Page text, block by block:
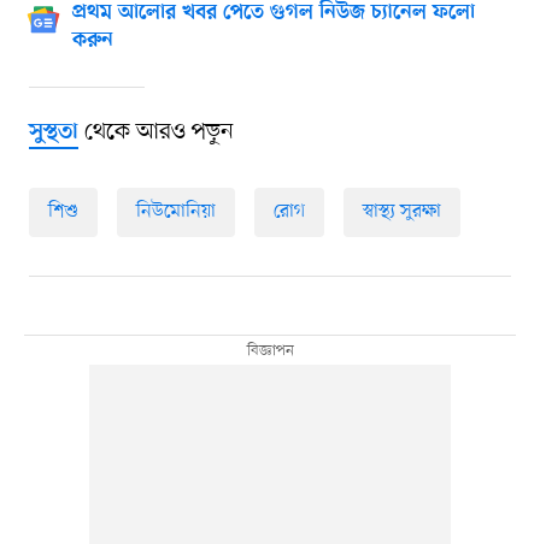
প্রথম আলোর খবর পেতে গুগল নিউজ চ্যানেল ফলো
করুন
সুস্থতাথেকে আরও পড়ুন
শিশু নিউমোনিয়া রোগ স্বাস্থ্য সুরক্ষা